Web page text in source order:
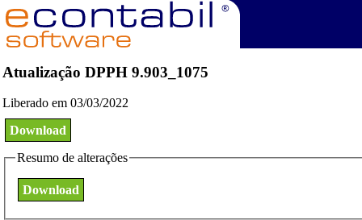
Atualização DPPH 9.903_1075
Liberado em 03/03/2022
Download
Resumo de alterações
Download